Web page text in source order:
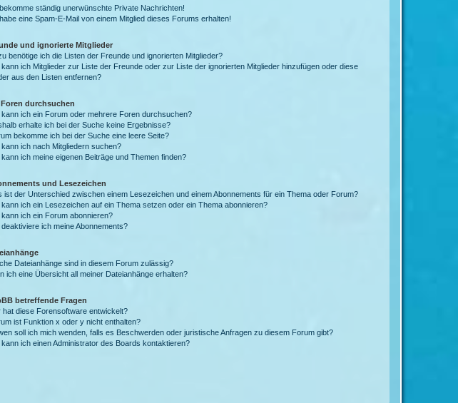
ständig unerwünschte Private Nachrichten!
eine Spam-E-Mail von einem Mitglied dieses Forums erhalten!
und ignorierte Mitglieder
benötige ich die Listen der Freunde und ignorierten Mitglieder?
kann ich Mitglieder zur Liste der Freunde oder zur Liste der ignorierten Mitglieder hinzufügen oder diese
aus den Listen entfernen?
Foren durchsuchen
kann ich ein Forum oder mehrere Foren durchsuchen?
erhalte ich bei der Suche keine Ergebnisse?
bekomme ich bei der Suche eine leere Seite?
kann ich nach Mitgliedern suchen?
kann ich meine eigenen Beiträge und Themen finden?
und Lesezeichen
ist der Unterschied zwischen einem Lesezeichen und einem Abonnements für ein Thema oder Forum?
kann ich ein Lesezeichen auf ein Thema setzen oder ein Thema abonnieren?
kann ich ein Forum abonnieren?
deaktiviere ich meine Abonnements?
Dateianhänge sind in diesem Forum zulässig?
ich eine Übersicht all meiner Dateianhänge erhalten?
betreffende Fragen
hat diese Forensoftware entwickelt?
ist Funktion x oder y nicht enthalten?
soll ich mich wenden, falls es Beschwerden oder juristische Anfragen zu diesem Forum gibt?
kann ich einen Administrator des Boards kontaktieren?